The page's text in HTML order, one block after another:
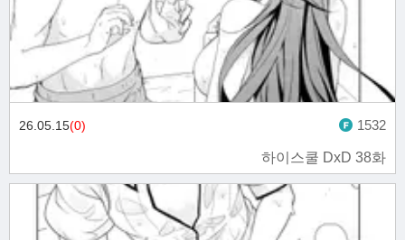
하이스쿨 DxD 38화
26.05.15(0) 1532